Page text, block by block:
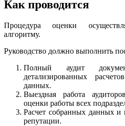
Как проводится
Процедура оценки
алгоритму.
Руководство должно выполнить
Полный аудит
детализированных
данных.
Выездная работа
оценки работы всех
Расчет собранных данных и
репутации.